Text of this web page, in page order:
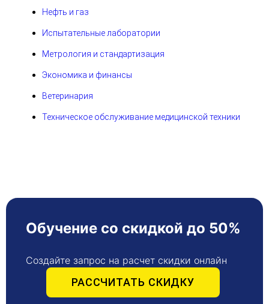
Нефть и газ
Испытательные лаборатории
Метрология и стандартизация
Экономика и финансы
Ветеринария
Техническое обслуживание медицинской техники
Обучение со скидкой до 50%
Создайте запрос на расчет скидки онлайн
РАССЧИТАТЬ СКИДКУ